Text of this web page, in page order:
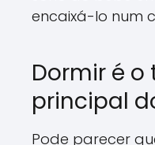
encaixá-lo num
Dormir é
principal
Pode parecer